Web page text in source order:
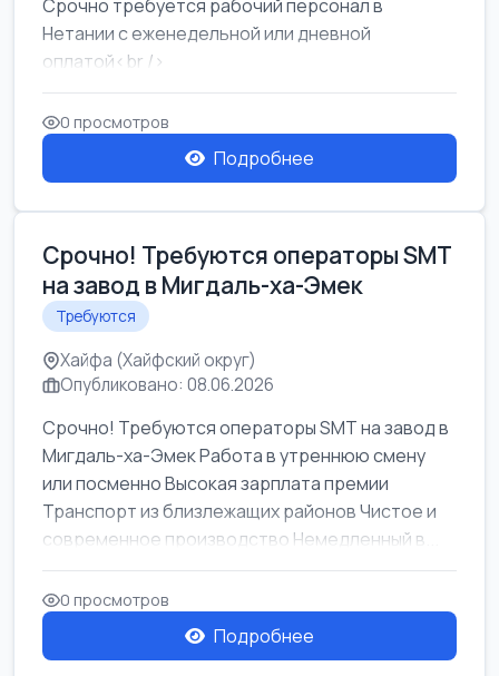
Срочно требуется рабочий персонал в
Нетании с еженедельной или дневной
оплатой<br />
Свежие вакансии в Нетании дл...
0 просмотров
Подробнее
Срочно! Требуются операторы SMT
на завод в Мигдаль-ха-Эмек
Требуются
Хайфа (Хайфский округ)
Опубликовано: 08.06.2026
Срочно! Требуются операторы SMT на завод в
Мигдаль-ха-Эмек Работа в утреннюю смену
или посменно Высокая зарплата премии
Транспорт из близлежащих районов Чистое и
современное производство Немедленный в...
0 просмотров
Подробнее